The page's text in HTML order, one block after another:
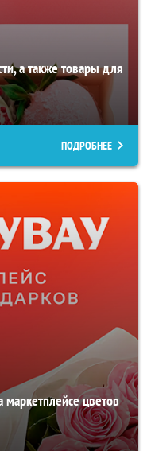
а также товары для
ПОДРОБНЕЕ
цветов